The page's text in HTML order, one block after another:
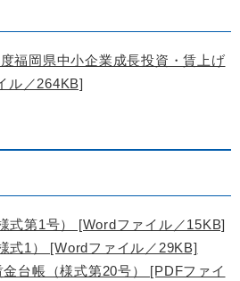
福岡県中小企業成長投資・賃上げ
ル／264KB]
式第1号） [Wordファイル／15KB]
式1） [Wordファイル／29KB]
金台帳（様式第20号） [PDFファイ